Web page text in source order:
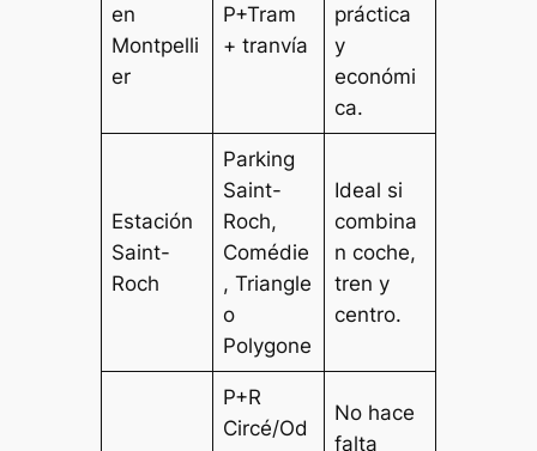
en
Montpelli
er
P+Tram
+ tranvía
práctica
y
económi
ca.
Estación
Saint-
Roch
Parking
Saint-
Roch,
Comédie
, Triangle
o
Polygone
Ideal si
combina
n coche,
tren y
centro.
P+R
Circé/Od
No hace
falta